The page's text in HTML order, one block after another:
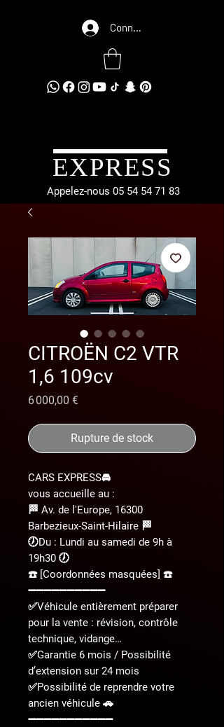
Connexion
EXPRESS
Appelez-nous 05 54 54 71 83
CITROËN C2 VTR
1,6 109cv
6 000,00 €Prix
Rupture de stock
CARS EXPRESS🚘
vous accueille au :
🏁 Av. de l'Europe, 16300
Barbezieux-Saint-Hilaire 🏁
🕖Du : Lundi au samedi de 9h à
19h30 🕖
☎️ [Coordonnées masquées] ☎️
➖➖➖➖➖➖➖➖➖➖
✅Véhicule entièrement préparer
pour la vente : révision, contrôle
technique, vidange…
✅Garantie 6 mois / Possibilité
d’extension sur 24 mois
✅Possibilité de reprendre votre
ancien véhicule 🚗
➖➖➖➖➖➖➖➖➖➖➖